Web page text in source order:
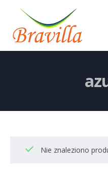
Nie znaleziono